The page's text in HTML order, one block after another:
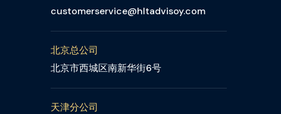
customerservice@hltadvisoy.com
北京总公司
北京市西城区南新华街6号
天津分公司